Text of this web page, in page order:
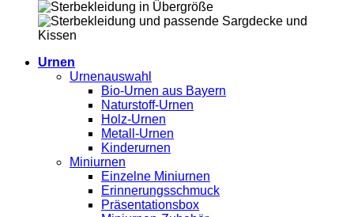
Urnen
Urnenauswahl
Bio-Urnen aus Bayern
Naturstoff-Urnen
Holz-Urnen
Metall-Urnen
Kinderurnen
Miniurnen
Einzelne Miniurnen
Erinnerungsschmuck
Präsentationsbox